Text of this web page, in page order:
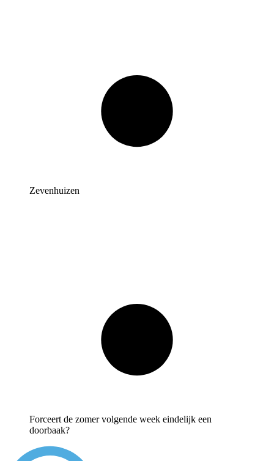
Zevenhuizen
Forceert de zomer volgende week eindelijk een
doorbaak?